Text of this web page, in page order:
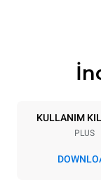
10
Tepsi
KULLANIM
PLUS